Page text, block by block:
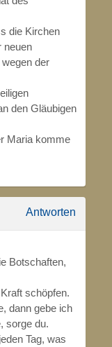
die Kirchen
neuen
der
den Gläubigen
Maria komme
Antworten
Botschaften,
schöpfen.
dann gebe ich
sorge du.
Tag, was